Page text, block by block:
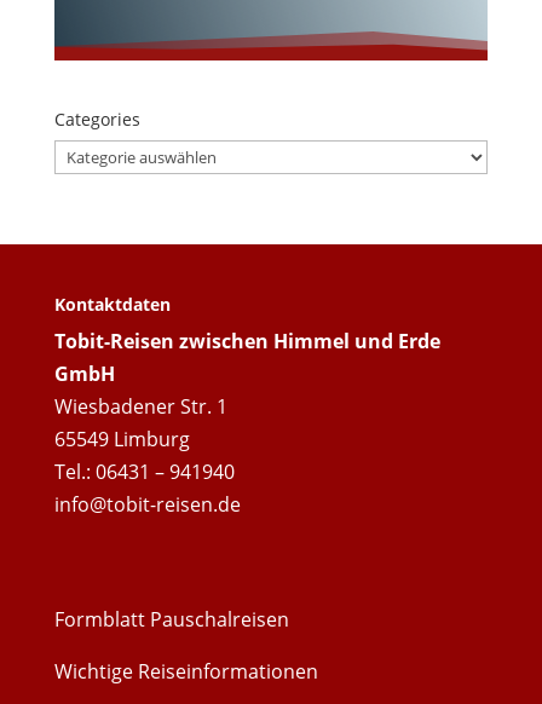
Categories
Categories
Kontaktdaten
Tobit-Reisen zwischen Himmel und Erde
GmbH
Wiesbadener Str. 1
65549 Limburg
Tel.: 06431 – 941940
info@tobit-reisen.de
Formblatt Pauschalreisen
Wichtige Reiseinformationen